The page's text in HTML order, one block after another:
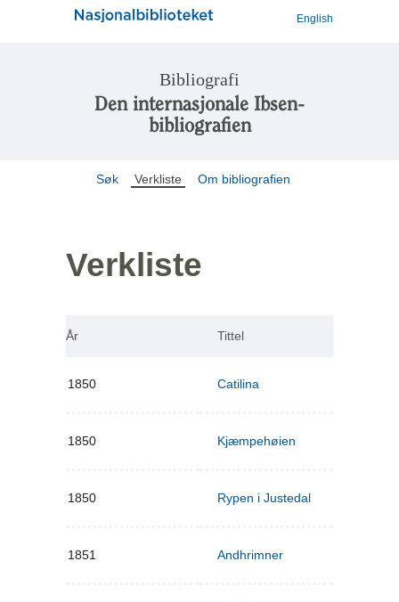
English
Bibliografi
Den internasjonale Ibsen-
bibliografien
Søk Verkliste Om bibliografien
Verkliste
År Tittel
1850 Catilina
1850 Kjæmpehøien
1850 Rypen i Justedal
1851 Andhrimner